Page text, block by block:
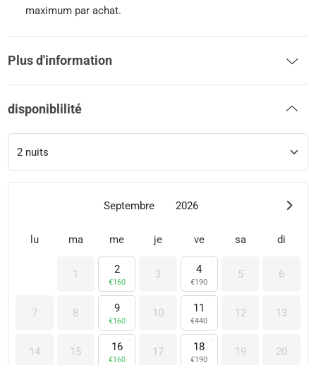
maximum par achat.
Plus d'information
disponiblilité
Septembre 2026
lu ma me je ve sa di
1 2
€160
3 4
€190
5 6
7 8 9
€160
10 11
€440
12 13
14 15 16
€160
17 18
€190
19 20